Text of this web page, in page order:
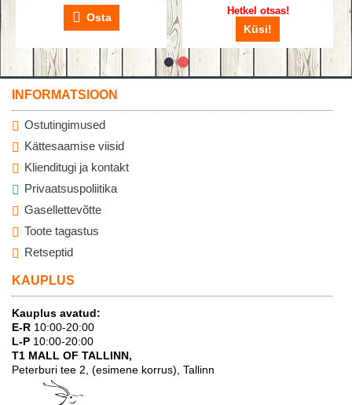
Osta
Hetkel otsas!
Küsi!
INFORMATSIOON
Ostutingimused
Kättesaamise viisid
Klienditugi ja kontakt
Privaatsuspoliitika
Gasellettevõtte
Toote tagastus
Retseptid
KAUPLUS
Kauplus avatud:
E-R 10:00-20:00
L-P 10:00-20:00
T1 MALL OF TALLINN,
Peterburi tee 2, (esimene korrus), Tallinn